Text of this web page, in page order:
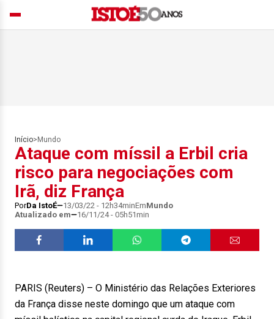
Início> Mundo
Ataque com míssil a Erbil cria
risco para negociações com
Irã, diz França
PorDa IstoÉ 13/03/22 - 12h34minEmMundo
Atualizado em
16/11/24 - 05h51min
PARIS (Reuters) – O Ministério das Relações Exteriores
da França disse neste domingo que um ataque com